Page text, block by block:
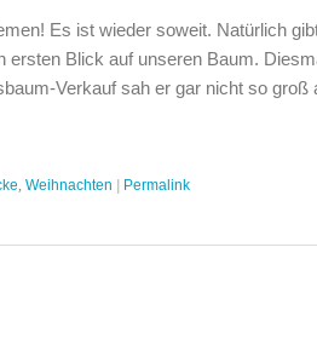
Es ist wieder soweit. Natürlich
ersten Blick auf unseren Baum.
Verkauf sah er gar nicht so
, Weihnachten Permalink